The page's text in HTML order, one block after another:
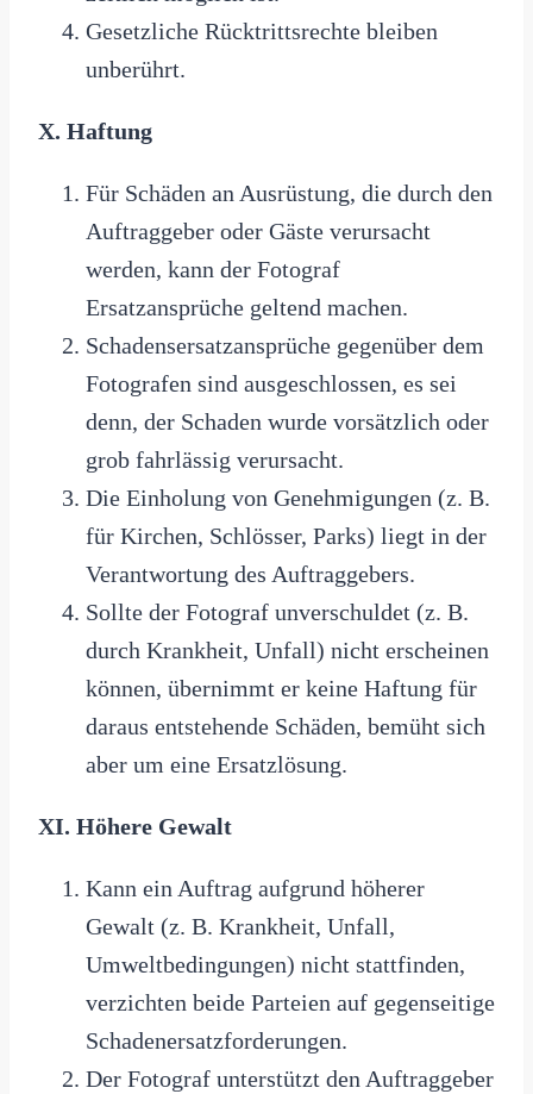
Gesetzliche Rücktrittsrechte bleiben
unberührt.
X. Haftung
Für Schäden an Ausrüstung, die durch den
Auftraggeber oder Gäste verursacht
werden, kann der Fotograf
Ersatzansprüche geltend machen.
Schadensersatzansprüche gegenüber dem
Fotografen sind ausgeschlossen, es sei
denn, der Schaden wurde vorsätzlich oder
grob fahrlässig verursacht.
Die Einholung von Genehmigungen (z. B.
für Kirchen, Schlösser, Parks) liegt in der
Verantwortung des Auftraggebers.
Sollte der Fotograf unverschuldet (z. B.
durch Krankheit, Unfall) nicht erscheinen
können, übernimmt er keine Haftung für
daraus entstehende Schäden, bemüht sich
aber um eine Ersatzlösung.
XI. Höhere Gewalt
Kann ein Auftrag aufgrund höherer
Gewalt (z. B. Krankheit, Unfall,
Umweltbedingungen) nicht stattfinden,
verzichten beide Parteien auf gegenseitige
Schadenersatzforderungen.
Der Fotograf unterstützt den Auftraggeber